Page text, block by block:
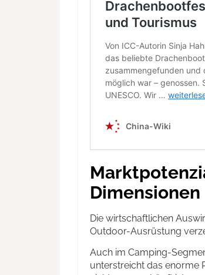
Dimensionen
Die wirtschaftlichen
Outdoor-Ausrüstung
Auch im Camping-
unterstreicht das enorme